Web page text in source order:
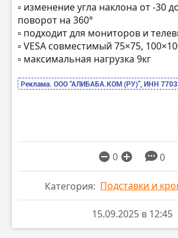
▫️ изменение угла наклона от -30
поворот на 360°
▫️ подходит для мониторов и
▫️ VESA совместимый 75×75,
▫️ максимальная нагрузка 9кг
Реклама. ООО “АЛИБАБА.КОМ (РУ)”, ИНН
0 0
Категория: Подставки и
15.09.2025 в 12:45